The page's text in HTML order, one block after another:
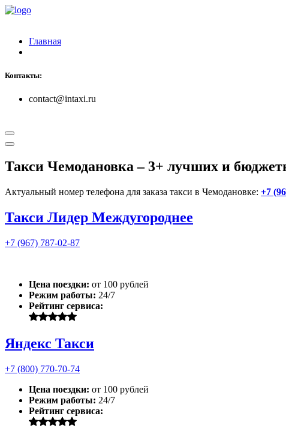
Главная
Контакты:
contact@intaxi.ru
Такси Чемодановка– 3+ лучших и
Актуальный номер телефона для заказа такси в Чемодановке: +7
Такси Лидер Междугороднее
+7 (967) 787-02-87
Цена поездки: от 100 рублей
Режим работы: 24/7
Рейтинг сервиса:
Яндекс Такси
+7 (800) 770-70-74
Цена поездки: от 100 рублей
Режим работы: 24/7
Рейтинг сервиса: